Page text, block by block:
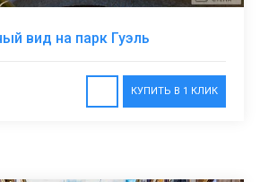
вид на парк Гуэль
КУПИТЬ В 1 КЛИК